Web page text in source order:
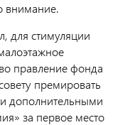
внимание.
л, для стимуляции
правление фонда
премировать
дополнительными
за первое место